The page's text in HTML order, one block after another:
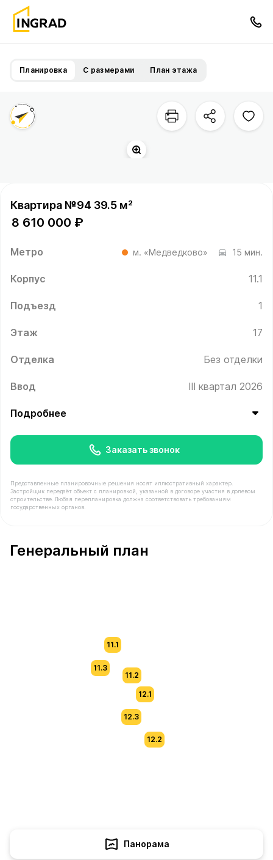
Планировка С размерами План этажа
Квартира №94 39.5 м²
8 610 000 ₽
Метро м. «Медведково» 15 мин.
Корпус 11.1
Подъезд 1
Этаж 17
Отделка Без отделки
Ввод III квартал 2026
Подробнее
Заказать звонок
Представленные планировочные решения носят иллюстративный характер.
Застройщик передаёт объект с планировкой, указанной в договоре участия в долевом
строительстве. Любая перепланировка должна соответствовать требованиям
государственных органов.
Генеральный план
11.3
11.1
11.2
12.1
12.2
12.3
Панорама